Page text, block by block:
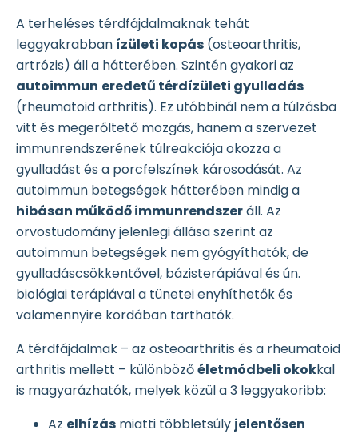
A terheléses térdfájdalmaknak tehát
leggyakrabban ízületi kopás (osteoarthritis,
artrózis) áll a hátterében. Szintén gyakori az
autoimmun eredetű térdízületi gyulladás
(rheumatoid arthritis). Ez utóbbinál nem a túlzásba
vitt és megerőltető mozgás, hanem a szervezet
immunrendszerének túlreakciója okozza a
gyulladást és a porcfelszínek károsodását. Az
autoimmun betegségek hátterében mindig a
hibásan működő immunrendszeráll. Az
orvostudomány jelenlegi állása szerint az
autoimmun betegségek nem gyógyíthatók, de
gyulladáscsökkentővel, bázisterápiával és ún.
biológiai terápiával a tünetei enyhíthetők és
valamennyire kordában tarthatók.
A térdfájdalmak – az osteoarthritis és a rheumatoid
arthritis mellett – különbözőéletmódbeli okokkal
is magyarázhatók, melyek közül a 3 leggyakoribb:
Az elhízás miatti többletsúly jelentősen